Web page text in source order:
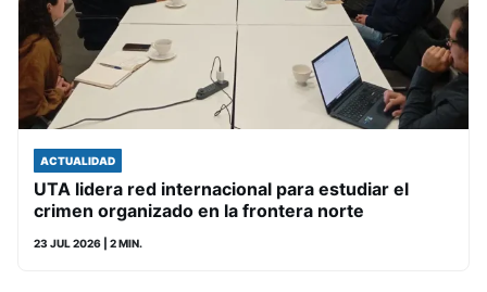
ACTUALIDAD
UTA lidera red internacional para estudiar el
crimen organizado en la frontera norte
23 JUL 2026 | 2 MIN.